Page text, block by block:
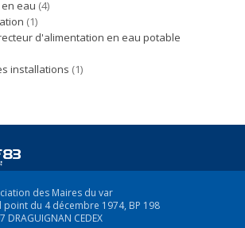
eau (4)
(1)
d'alimentation en eau potable
installations (1)
des Maires du var
point du 4 décembre 1974, BP 198
DRAGUIGNAN CEDEX